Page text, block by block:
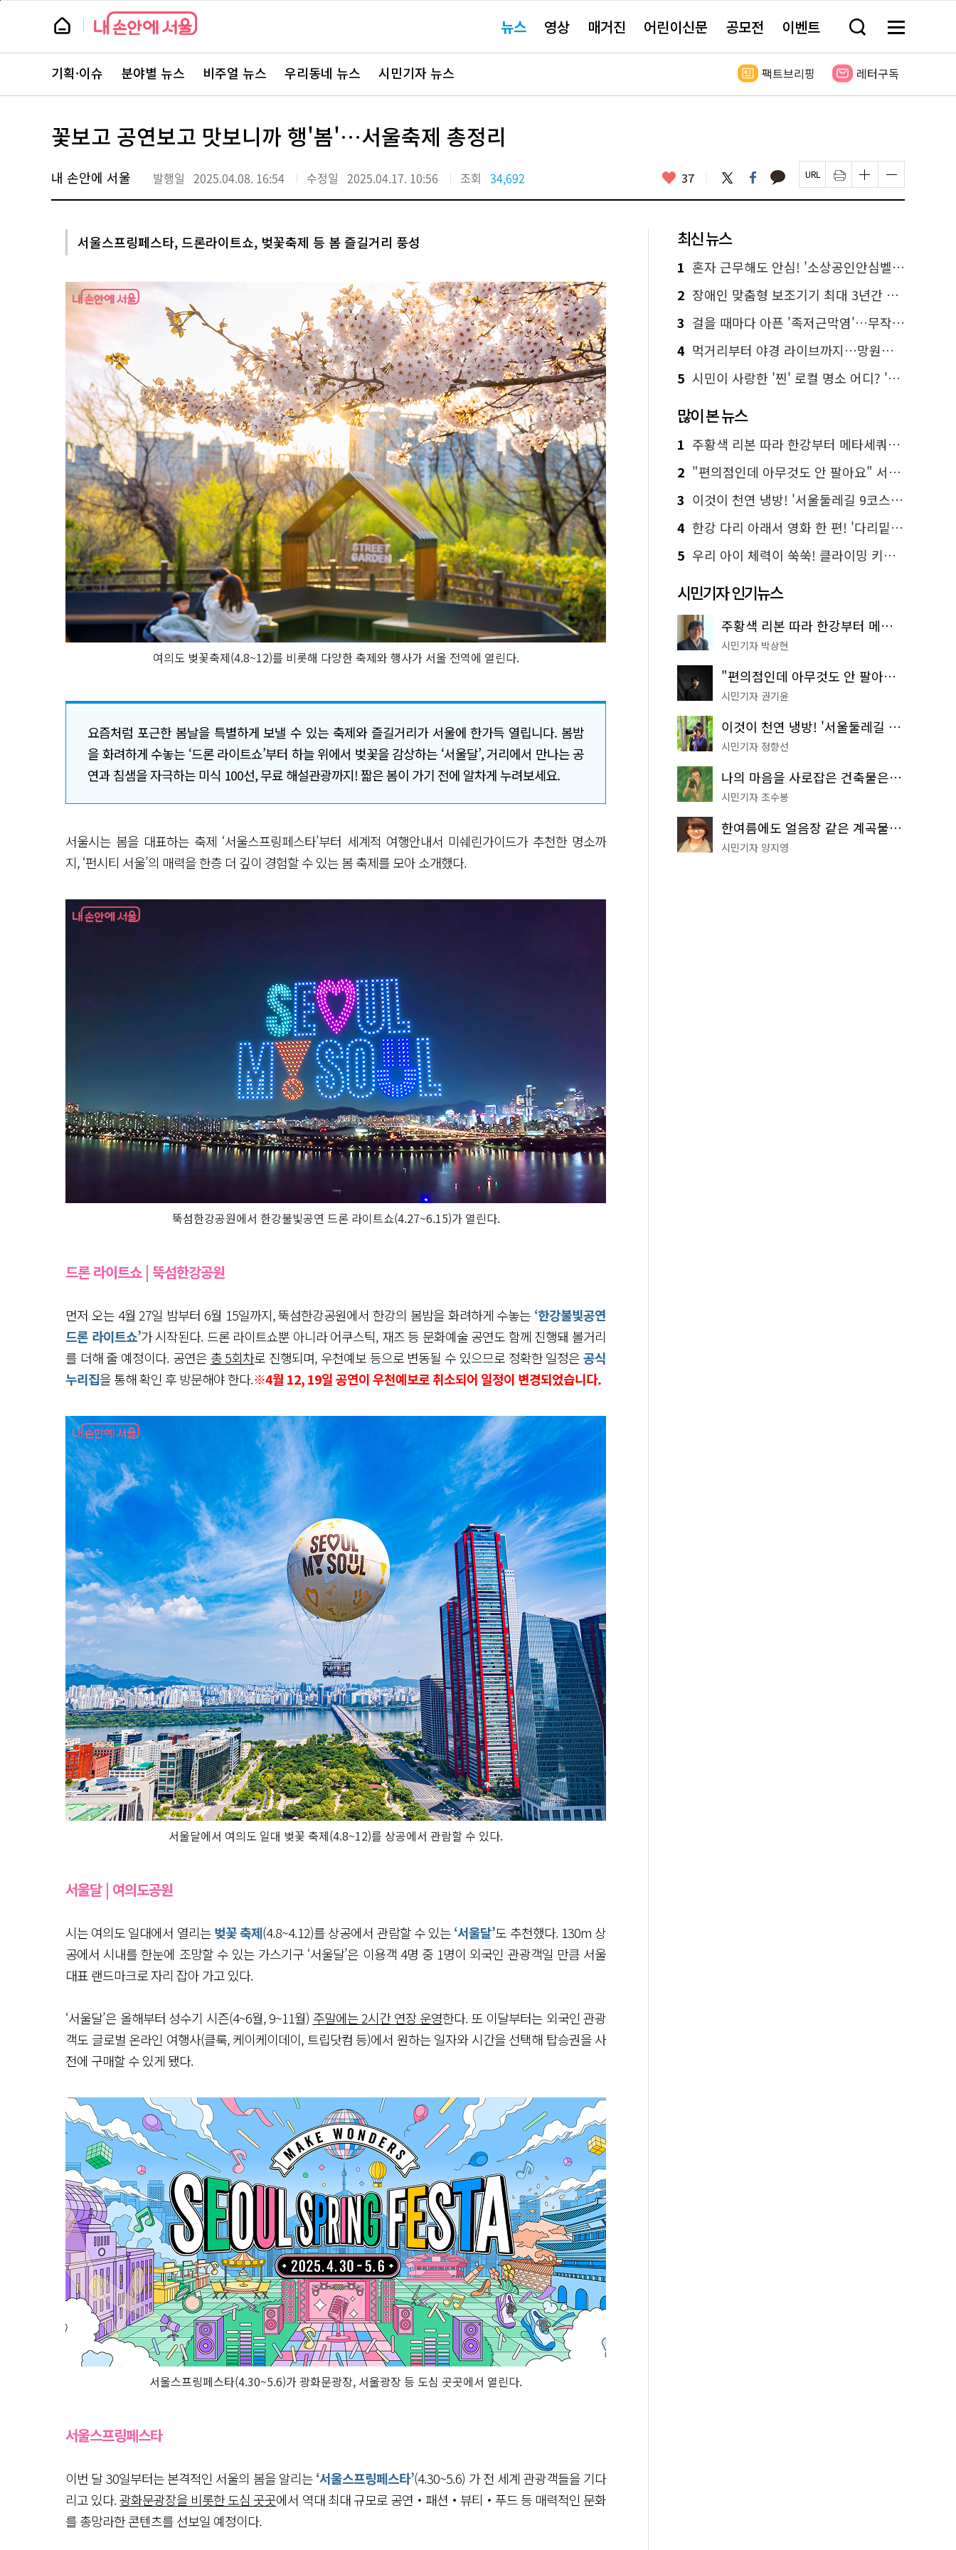
본
뉴
스 요뉴스 영상 매거진 어린이신문 공모전 이벤트 검
창
기
메
전
보
뉴
스
주
서
바
로
기획·이슈 분야별 뉴스 비주얼 뉴스 우리동네 뉴스 시민기자 뉴스 팩트브리핑 레터구독
꽃보고 공연보고 맛보니까 행'봄'…서울축제 총정리
내 손안에 서울 발행일 2025.04.08. 16:54 수정일 2025.04.17. 10:56 조회 34,692 좋
요
37 트
위
터
페
이
스
카
카 페
이
지
인
쇄
하
글
자
크
하
기
글
자
크
하
기
서울스프링페스타, 드론라이트쇼, 벚꽃축제 등 봄 즐길거리 풍성
여의도 벚꽃축제(4.8~12)를 비롯해 다양한 축제와 행사가 서울 전역에 열린다.
요즘처럼 포근한 봄날을 특별하게 보낼 수 있는 축제와 즐길거리가 서울에 한가득 열립니다. 봄밤
을 화려하게 수놓는 ‘드론 라이트쇼’부터 하늘 위에서 벚꽃을 감상하는 ‘서울달’, 거리에서 만나는 공
연과 침샘을 자극하는 미식 100선, 무료 해설관광까지! 짧은 봄이 가기 전에 알차게 누려보세요.
서울시는 봄을 대표하는 축제 ‘서울스프링페스타’부터 세계적 여행안내서 미쉐린가이드가 추천한 명소까
지, ‘펀시티 서울’의 매력을 한층 더 깊이 경험할 수 있는 봄 축제를 모아 소개했다.
뚝섬한강공원에서 한강불빛공연 드론 라이트쇼(4.27~6.15)가 열린다.
드론 라이트쇼 | 뚝섬한강공원
먼저 오는 4월 27일 밤부터 6월 15일까지, 뚝섬한강공원에서 한강의 봄밤을 화려하게 수놓는 ‘한강불빛공연
드론 라이트쇼’가 시작된다. 드론 라이트쇼뿐 아니라 어쿠스틱, 재즈 등 문화예술 공연도 함께 진행돼 볼거리
를 더해 줄 예정이다. 공연은 총 5회차로 진행되며, 우천예보 등으로 변동될 수 있으므로 정확한 일정은공식
누리집을 통해 확인 후 방문해야 한다.※4월 12, 19일 공연이 우천예보로 취소되어 일정이 변경되었습니다.
서울달에서 여의도 일대 벚꽃 축제(4.8~12)를 상공에서 관람할 수 있다.
서울달 | 여의도공원
시는 여의도 일대에서 열리는벚꽃 축제(4.8~4.12)를 상공에서 관람할 수 있는‘서울달’도 추천했다. 130m 상
공에서 시내를 한눈에 조망할 수 있는 가스기구 ‘서울달’은 이용객 4명 중 1명이 외국인 관광객일 만큼 서울
대표 랜드마크로 자리 잡아 가고 있다.
‘서울달’은 올해부터 성수기 시즌(4~6월, 9~11월) 주말에는 2시간 연장 운영한다. 또 이달부터는 외국인 관광
객도 글로벌 온라인 여행사(클룩, 케이케이데이, 트립닷컴 등)에서 원하는 일자와 시간을 선택해 탑승권을 사
전에 구매할 수 있게 됐다.
서울스프링페스타(4.30~5.6)가 광화문광장, 서울광장 등 도심 곳곳에서 열린다.
서울스프링페스타
이번 달 30일부터는 본격적인 서울의 봄을 알리는‘서울스프링페스타’(4.30~5.6) 가 전 세계 관광객들을 기다
리고 있다.광화문광장을 비롯한 도심 곳곳에서 역대 최대 규모로 공연‧패션‧뷰티‧푸드 등 매력적인 문화
를 총망라한 콘텐츠를 선보일 예정이다.
최신 뉴스
1 혼자 근무해도 안심! '소상공인안심벨' 신청하세요
2 장애인 맞춤형 보조기기 최대 3년간 무상 대여…삶의 질 높인다
3 걸을 때마다 아픈 '족저근막염'…무작정 참지 말고 '이것' 해보세요!
4 먹거리부터 야경 라이브까지…망원한강공원 알짜 코스
5 시민이 사랑한 '찐' 로컬 명소 어디? '서울에디션25' 추천 코스
많이 본 뉴스
1 주황색 리본 따라 한강부터 메타세쿼이아 숲길까지…서울둘레길 15코스
2 "편의점인데 아무것도 안 팔아요" 서울에서 가장 특별한 편의점의 정체
3 이것이 천연 냉방! '서울둘레길 9코스'로 숲속 피서 떠나볼까
4 한강 다리 아래서 영화 한 편! '다리밑 영화관' 무료 상영
5 우리 아이 체력이 쑥쑥! 클라이밍 키즈카페·어린이 체력장
시민기자 인기뉴스
주황색 리본 따라 한강부터 메타세쿼이아 숲길까지…서울둘레길 15코스
시민기자 박상현
"편의점인데 아무것도 안 팔아요" 서울에서 가장 특별한 편의점의 정체
시민기자 권기윤
이것이 천연 냉방! '서울둘레길 9코스'로 숲속 피서 떠나볼까
시민기자 정향선
나의 마음을 사로잡은 건축물은? '서울시 건축상' 수상작 공개!
시민기자 조수봉
한여름에도 얼음장 같은 계곡물! 서울 '진관사 계곡'이 천국이네~
시민기자 양지영
페